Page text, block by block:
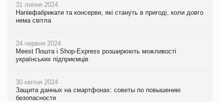
31 липня 2024
Напівфабрикати та консерви, які стануть в пригоді, коли довго
нема світла
24 червня 2024
Meest Пошта і Shop-Express розширюють можливості
українських підприємців
30 квітня 2024
Защита данных на смартфонах: советы по повышению
безопасности